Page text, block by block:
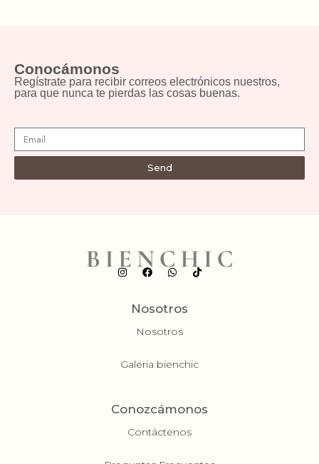
Conocámonos
Regístrate para recibir correos electrónicos nuestros,
para que nunca te pierdas las cosas buenas.
Send
Nosotros
Nosotros
Galeria bienchic
Conozcámonos
Contáctenos